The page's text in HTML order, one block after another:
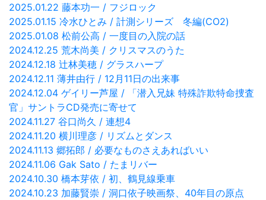
2025.01.22 藤本功一 / フジロック
2025.01.15 冷水ひとみ / 計測シリーズ 冬編(CO2)
2025.01.08 松前公高 / 一度目の入院の話
2024.12.25 荒木尚美 / クリスマスのうた
2024.12.18 辻林美穂 / グラスハープ
2024.12.11 薄井由行 / 12月11日の出来事
2024.12.04 ゲイリー芦屋 / 「潜入兄妹 特殊詐欺特命捜査
官」サントラCD発売に寄せて
2024.11.27 谷口尚久 / 連想4
2024.11.20 横川理彦 / リズムとダンス
2024.11.13 郷拓郎 / 必要なものさえあればいい
2024.11.06 Gak Sato / たまリバー
2024.10.30 橋本芽依 / 初、鶴見線乗車
2024.10.23 加藤賢崇 / 洞口依子映画祭、40年目の原点